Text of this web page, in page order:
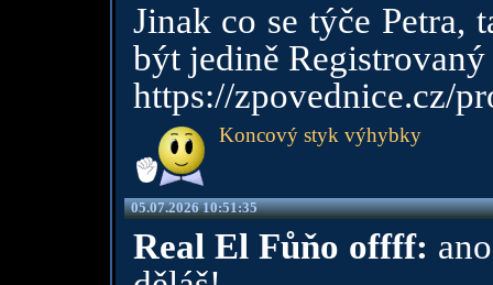
Jinak co se týče Petra,
být jedině Registrovaný
https://zpovednice.cz/
Koncový styk výhybky
05.07.2026 10:51:35
Real El Fůňo offff: